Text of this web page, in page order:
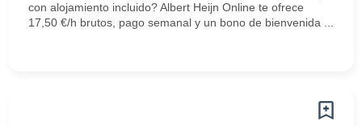
con alojamiento incluido? Albert Heijn Online te ofrece
17,50 €/h brutos, pago semanal y un bono de bienvenida ...